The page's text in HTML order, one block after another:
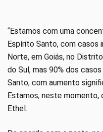
“Estamos com uma
Espírito Santo, com casos
Norte, em Goiás, no
do Sul, mas 90% dos
Santo, com aumento
Estamos, neste momento,
Ethel.